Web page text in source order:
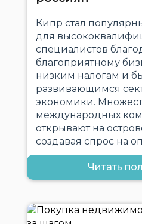
Кипр стал
для
специалистов
благоприятному
низким налогам и
развивающимся
экономики.
международных
открывают на
создавая спрос на
Читать